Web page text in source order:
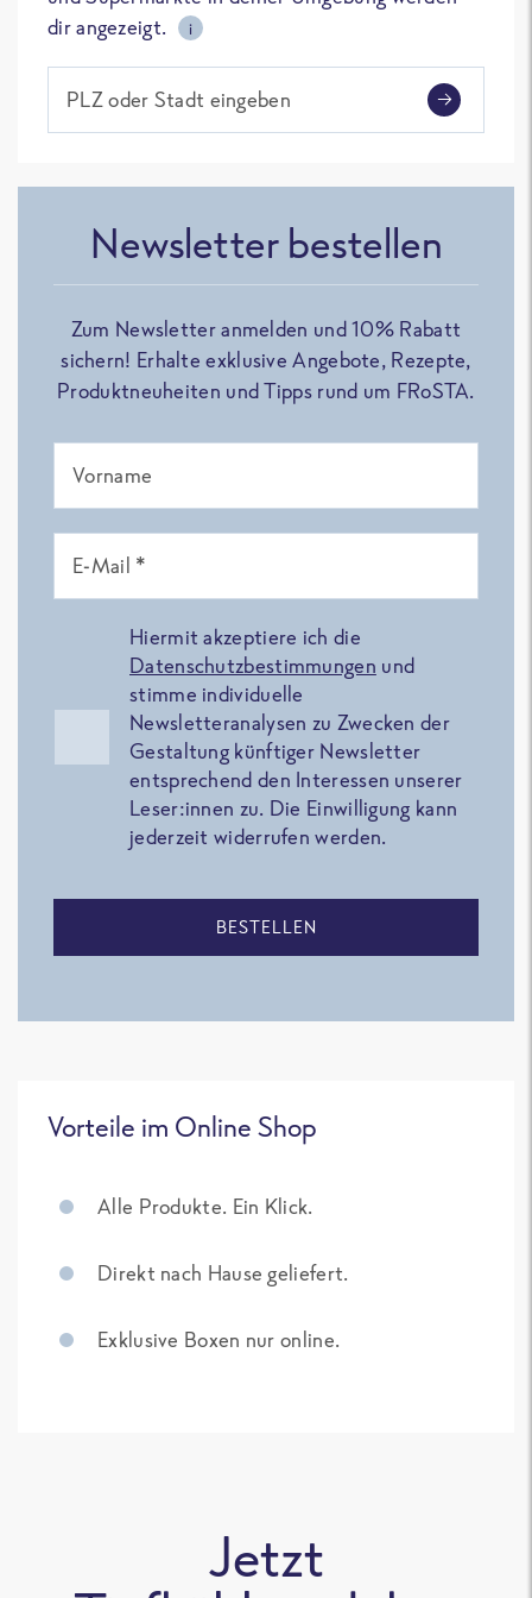
dir angezeigt.
i
PLZ oder Stadt eingeben
Newsletter bestellen
Zum Newsletter anmelden und 10% Rabatt
sichern! Erhalte exklusive Angebote, Rezepte,
Produktneuheiten und Tipps rund um FRoSTA.
Vorname
E-Mail *
Hiermit akzeptiere ich die
Datenschutzbestimmungen und
stimme individuelle
Newsletteranalysen zu Zwecken der
Gestaltung künftiger Newsletter
entsprechend den Interessen unserer
Leser:innen zu. Die Einwilligung kann
jederzeit widerrufen werden.
BESTELLEN
Vorteile im Online Shop
Alle Produkte. Ein Klick.
Direkt nach Hause geliefert.
Exklusive Boxen nur online.
Jetzt